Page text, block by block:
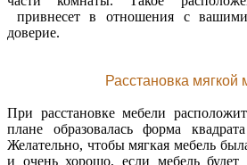
привнесет в отношения с
доверие.
Расстановка мягкой
При расстановке мебели
плане образовалась форма
Желательно, чтобы мягкая мебель
и очень хорошо, если мебель